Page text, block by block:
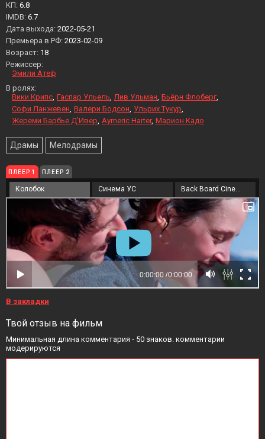
KП: 6.8
IMDB: 6.7
Дата выхода: 2022-05-21
Премьера в РФ: 2023-02-09
Возраст: 18
Режиссер:
Эмили Атеф
В ролях:
Вики Крипс Гаспар Ульель Лив Ульман Бьёрн Флоберг
Софи Ланжевен Валери Бодсон Ульрих Тукур
Жереми Барбье Д’Ивер Aymeric Harter Марион Кадо
Драмы Мелодрамы
ПЛЕЕР 1 ПЛЕЕР 2
Колобок Синема УС Back Board Cinema
В закладки
Твой отзыв на фильм
Минимальная длина комментария - 50 знаков. комментарии
модерируются